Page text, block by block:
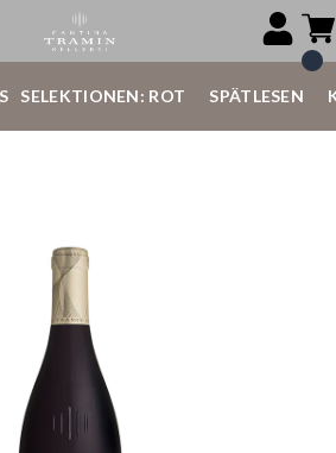
SELEKTIONEN: ROT SPÄTLESEN